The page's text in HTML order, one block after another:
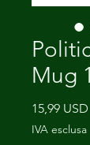
Mug
15,99 USD
IVA esclusa